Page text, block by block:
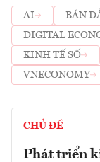
AI BÁN
DIGITAL
KINH TẾ SỐ
VNECONOMY
CHỦ ĐỀ
Phát triển